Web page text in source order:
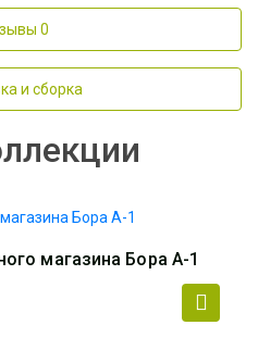
0
и сборка
магазина Бора А-1